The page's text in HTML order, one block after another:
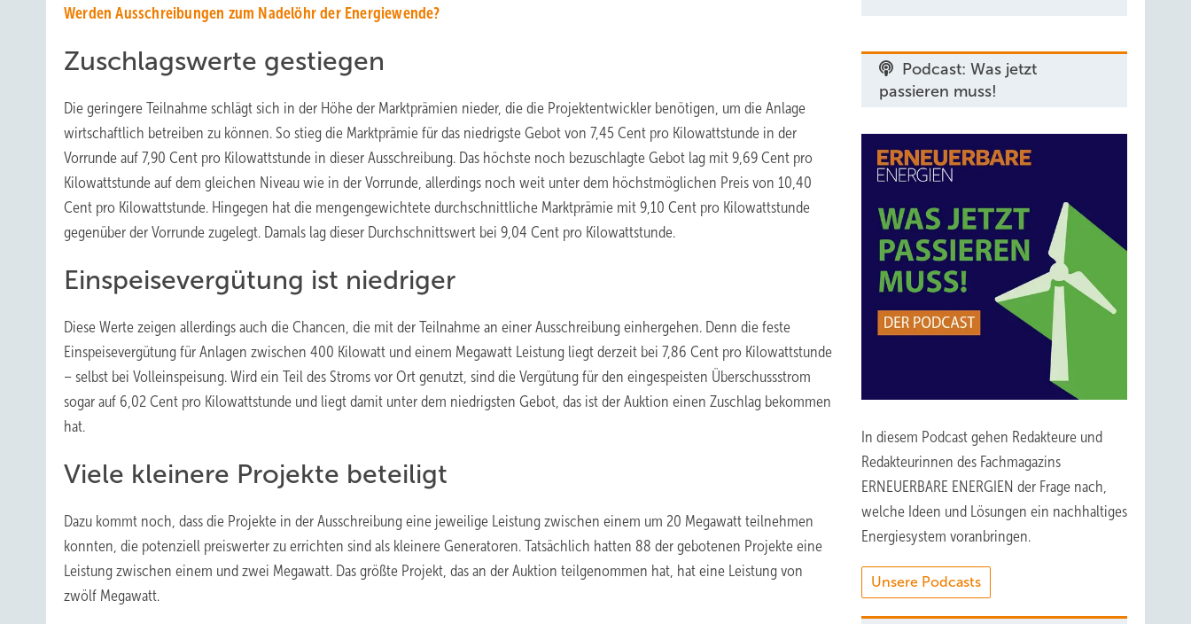
Werden Ausschreibungen zum Nadelöhr der Energiewende?
Zuschlagswerte gestiegen
Die geringere Teilnahme schlägt sich in der Höhe der Marktprämien nieder, die die Projektentwickler benötigen, um die Anlage
wirtschaftlich betreiben zu können. So stieg die Marktprämie für das niedrigste Gebot von 7,45 Cent pro Kilowattstunde in der
Vorrunde auf 7,90 Cent pro Kilowattstunde in dieser Ausschreibung. Das höchste noch bezuschlagte Gebot lag mit 9,69 Cent pro
Kilowattstunde auf dem gleichen Niveau wie in der Vorrunde, allerdings noch weit unter dem höchstmöglichen Preis von 10,40
Cent pro Kilowattstunde. Hingegen hat die mengengewichtete durchschnittliche Marktprämie mit 9,10 Cent pro Kilowattstunde
gegenüber der Vorrunde zugelegt. Damals lag dieser Durchschnittswert bei 9,04 Cent pro Kilowattstunde.
Einspeisevergütung ist niedriger
Diese Werte zeigen allerdings auch die Chancen, die mit der Teilnahme an einer Ausschreibung einhergehen. Denn die feste
Einspeisevergütung für Anlagen zwischen 400 Kilowatt und einem Megawatt Leistung liegt derzeit bei 7,86 Cent pro Kilowattstunde
– selbst bei Volleinspeisung. Wird ein Teil des Stroms vor Ort genutzt, sind die Vergütung für den eingespeisten Überschussstrom
sogar auf 6,02 Cent pro Kilowattstunde und liegt damit unter dem niedrigsten Gebot, das ist der Auktion einen Zuschlag bekommen
hat.
Viele kleinere Projekte beteiligt
Dazu kommt noch, dass die Projekte in der Ausschreibung eine jeweilige Leistung zwischen einem um 20 Megawatt teilnehmen
konnten, die potenziell preiswerter zu errichten sind als kleinere Generatoren. Tatsächlich hatten 88 der gebotenen Projekte eine
Leistung zwischen einem und zwei Megawatt. Das größte Projekt, das an der Auktion teilgenommen hat, hat eine Leistung von
zwölf Megawatt.
Podcast: Was jetzt
passieren muss!
In diesem Podcast gehen Redakteure und
Redakteurinnen des Fachmagazins
ERNEUERBARE ENERGIEN der Frage nach,
welche Ideen und Lösungen ein nachhaltiges
Energiesystem voranbringen.
Unsere Podcasts